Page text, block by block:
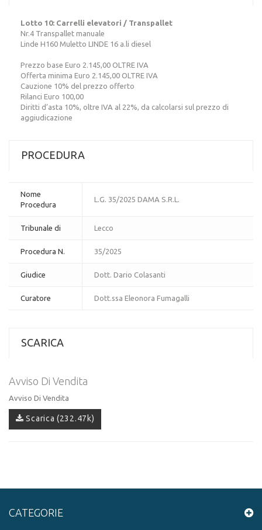
Lotto 10: Carrelli elevatori / Transpallet
Nr.4 Transpallet manuale
Linde H160 Muletto LINDE 16 a.li diesel
Prezzo base Euro 2.145,00 OLTRE IVA
Offerta minima Euro 2.145,00 OLTRE IVA
Cauzione 10% del prezzo offerto
Rilanci Euro 100,00
Diritti d’asta 10%, oltre IVA al 22%, da calcolarsi sul prezzo di
aggiudicazione
PROCEDURA
Nome
Procedura
L.G. 35/2025 DAMA S.R.L.
Tribunale di Lecco
Procedura N. 35/2025
Giudice Dott. Dario Colasanti
Curatore Dott.ssa Eleonora Fumagalli
SCARICA
Avviso Di Vendita
Avviso Di Vendita
Scarica (232.47k)
CATEGORIE